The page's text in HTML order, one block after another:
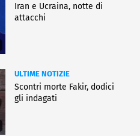
Iran e Ucraina, notte di
attacchi
ULTIME NOTIZIE
Scontri morte Fakir, dodici
gli indagati